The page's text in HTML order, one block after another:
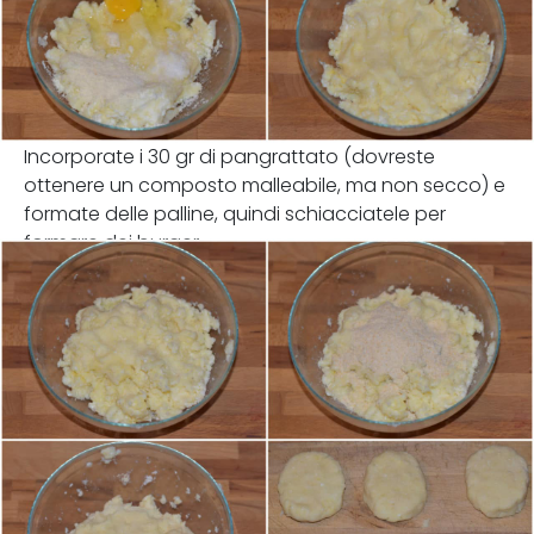
Incorporate i 30 gr di pangrattato (dovreste
ottenere un composto malleabile, ma non secco) e
formate delle palline, quindi schiacciatele per
formare dei burger.